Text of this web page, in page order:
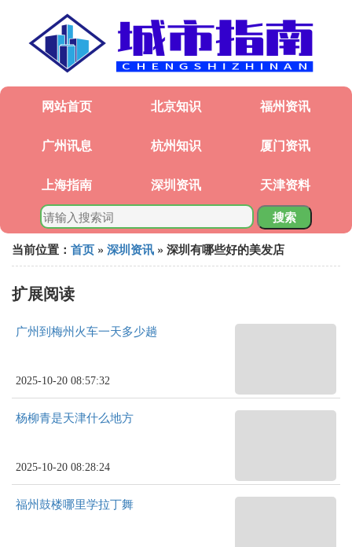
网站首页 北京知识 福州资讯
广州讯息 杭州知识 厦门资讯
上海指南 深圳资讯 天津资料
搜索
当前位置： 首页 » 深圳资讯 » 深圳有哪些好的美发店
扩展阅读
广州到梅州火车一天多少趟
2025-10-20 08:57:32
杨柳青是天津什么地方
2025-10-20 08:28:24
福州鼓楼哪里学拉丁舞